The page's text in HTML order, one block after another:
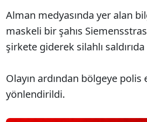
Alman medyasında yer alan
maskeli bir şahıs
şirkete giderek silahlı
Olayın ardından bölgeye polis
yönlendirildi.